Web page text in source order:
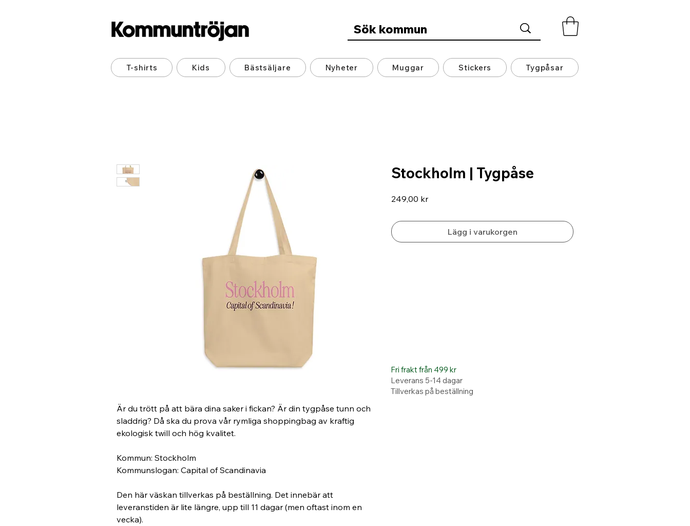
T-shirts Kids Bästsäljare Nyheter Muggar Stickers Tygpåsar
Är du trött på att bära dina saker i fickan? Är din tygpåse tunn och
sladdrig? Då ska du prova vår rymliga shoppingbag av kraftig
ekologisk twill och hög kvalitet.
Kommun: Stockholm
Kommunslogan: Capital of Scandinavia
Den här väskan tillverkas på beställning. Det innebär att
leveranstiden är lite längre, upp till 11 dagar (men oftast inom en
vecka).
Stockholm | Tygpåse
249,00 krPris
Lägg i varukorgen
Fri frakt från 499 kr
Leverans 5-14 dagar
Tillverkas på beställning